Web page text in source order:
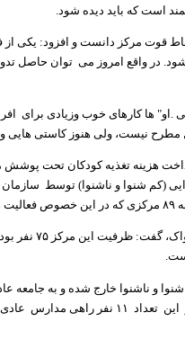
است که باید دیده شود.
قوت مرکز دانست و افزود: یکی از
در واقع امروز می توان حاصل
.او" ها کارهای خوب وزیادی برای
نیست، ولی هنوز کاستی هایی
هزینه تغذیه کودکان تحت پوشش
(کم شنوا و ناشنوا) توسط
و ناشنوا خارج شده و به جامعه